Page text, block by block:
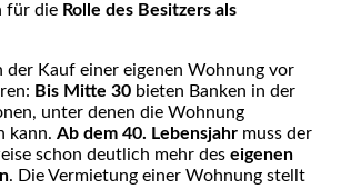
für die Rolle des Besitzers als
der Kauf einer eigenen Wohnung vor
Bis Mitte 30 bieten Banken in der
unter denen die Wohnung
kann. Ab dem 40. Lebensjahr muss der
schon deutlich mehr des eigenen
. Die Vermietung einer Wohnung stellt